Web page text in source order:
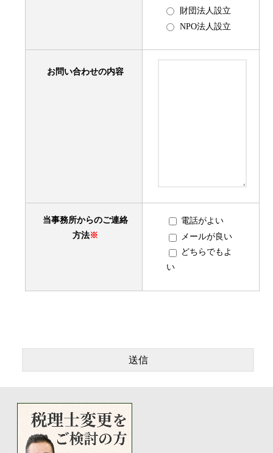
財団法人設立
NPO法人設立
お問い合わせの内容
当事務所からのご連絡
方法※
電話がよい
メールが良い
どちらでもよ
い